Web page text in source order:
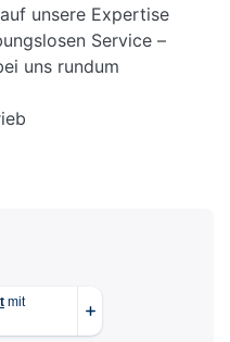
unsere Expertise
Service –
uns rundum